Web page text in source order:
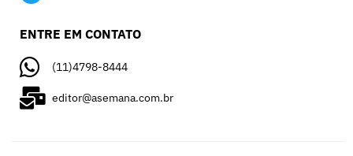
ENTRE EM CONTATO
(11)4798-8444
editor@asemana.com.br